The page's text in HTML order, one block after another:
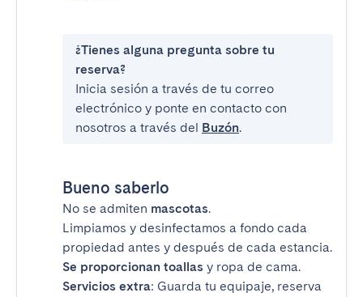
¿Tienes alguna pregunta sobre tu
reserva?
Inicia sesión a través de tu correo
electrónico y ponte en contacto con
nosotros a través del Buzón.
Bueno saberlo
No se admiten mascotas.
Limpiamos y desinfectamos a fondo cada
propiedad antes y después de cada estancia.
Se proporcionan toallas y ropa de cama.
Servicios extra: Guarda tu equipaje, reserva